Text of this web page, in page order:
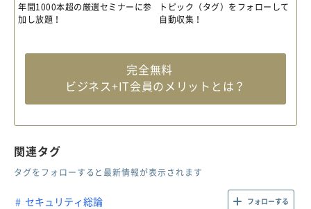
年間1000本超の厳選セミナーに参
加し放題！
トピック（タグ）をフォローして
自動収集！
完全無料
ビジネス+IT会員のメリットとは？
関連タグ
タグをフォローすると最新情報が表示されます
セキュリティ総論 フォローする